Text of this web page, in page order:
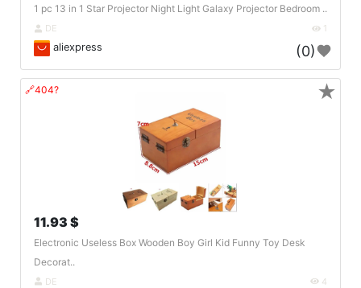
1 pc 13 in 1 Star Projector Night Light Galaxy Projector Bedroom ..
DE 1
aliexpress (0)
🔗404?
11.93 $
Electronic Useless Box Wooden Boy Girl Kid Funny Toy Desk
Decorat..
DE 4
★